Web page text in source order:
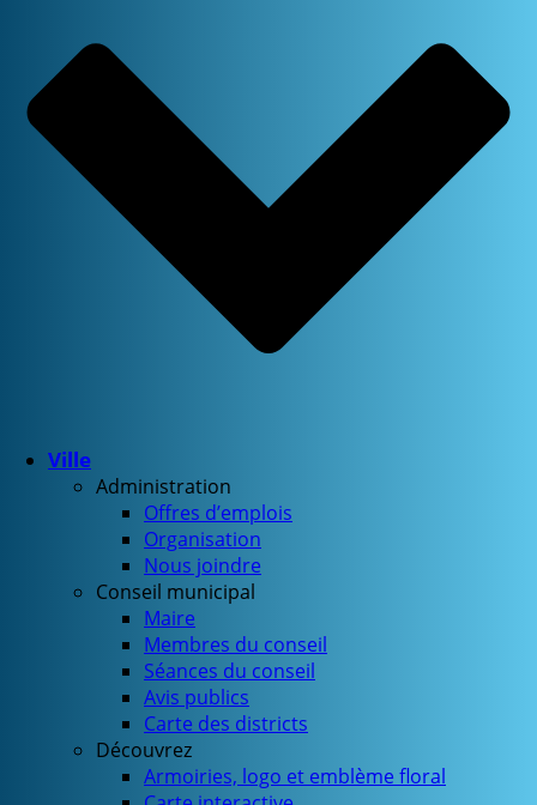
Ville
Administration
Offres d’emplois
Organisation
Nous joindre
Conseil municipal
Maire
Membres du conseil
Séances du conseil
Avis publics
Carte des districts
Découvrez
Armoiries, logo et emblème floral